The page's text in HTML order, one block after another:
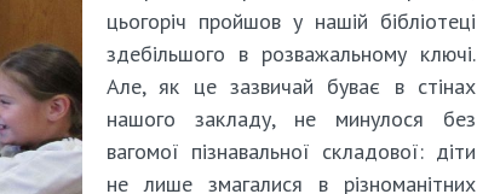
цьогоріч пройшов у нашій бібліотеці
здебільшого в розважальному ключі.
Але, як це зазвичай буває в стінах
нашого закладу, не минулося без
вагомої пізнавальної складової: діти
не лише змагалися в різноманітних